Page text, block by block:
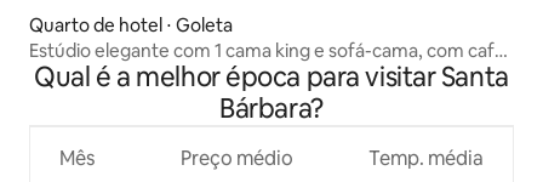
Quarto de hotel ⋅ Goleta
Estúdio elegante com 1 cama king e sofá-cama, com café
da manhã
Qual é a melhor época para visitar Santa
Bárbara?
Mês Preço médio Temp. média